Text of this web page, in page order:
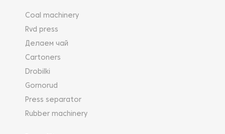
Coal machinery
Rvd press
Делаем чай
Cartoners
Drobilki
Gornorud
Press separator
Rubber machinery